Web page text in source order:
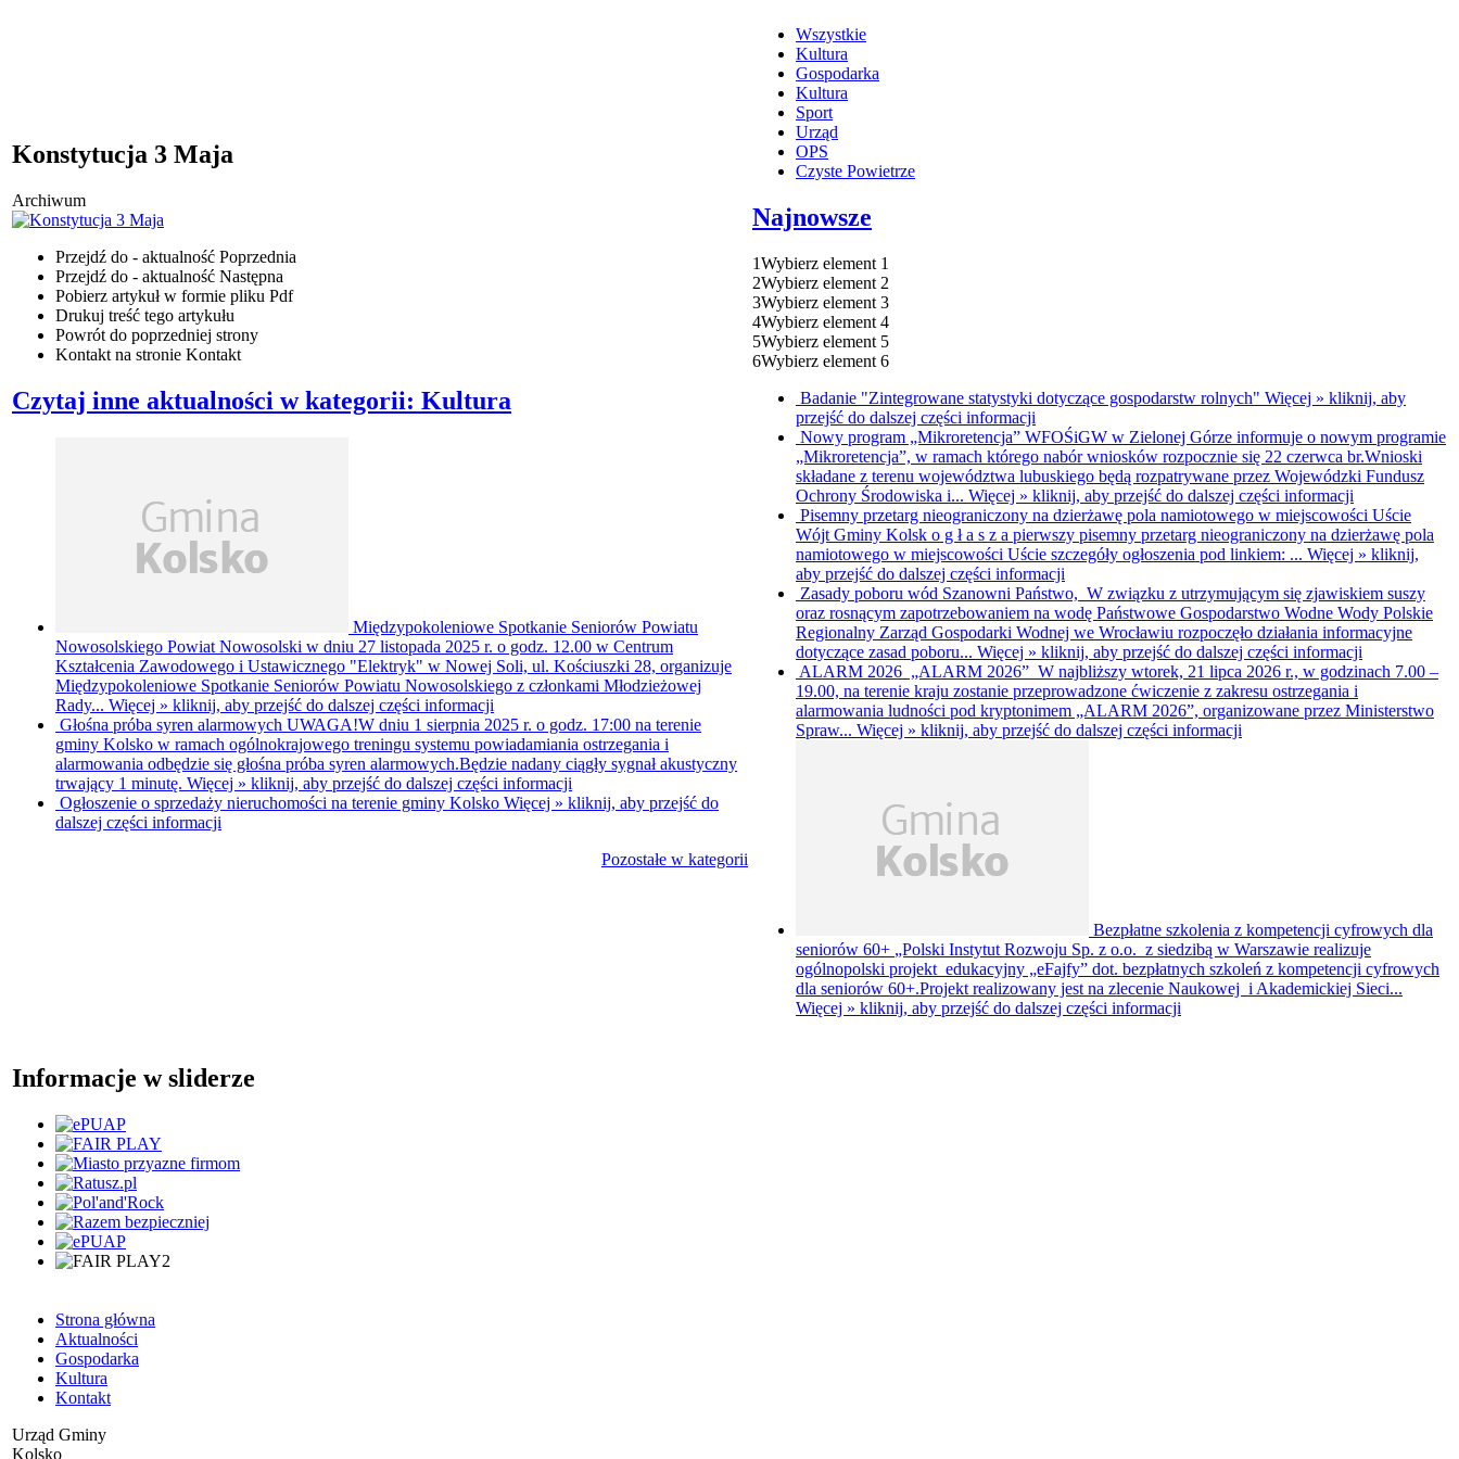
Konstytucja 3 Maja
Archiwum
Przejdź do - aktualność Poprzednia
Przejdź do - aktualność Następna
Pobierz artykuł w formie pliku Pdf
Drukuj treść tego artykułu
Powrót do poprzedniej strony
Kontakt na stronie Kontakt
Czytaj inne aktualności w kategorii: Kultura
Międzypokoleniowe Spotkanie Seniorów Powiatu
Nowosolskiego Powiat Nowosolski w dniu 27 listopada 2025 r. o godz. 12.00 w Centrum
Kształcenia Zawodowego i Ustawicznego "Elektryk" w Nowej Soli, ul. Kościuszki 28, organizuje
Międzypokoleniowe Spotkanie Seniorów Powiatu Nowosolskiego z członkami Młodzieżowej
Rady... Więcej » kliknij, aby przejść do dalszej części informacji
Głośna próba syren alarmowych UWAGA!W dniu 1 sierpnia 2025 r. o godz. 17:00 na terenie
gminy Kolsko w ramach ogólnokrajowego treningu systemu powiadamiania ostrzegania i
alarmowania odbędzie się głośna próba syren alarmowych.Będzie nadany ciągły sygnał akustyczny
trwający 1 minutę. Więcej » kliknij, aby przejść do dalszej części informacji
Ogłoszenie o sprzedaży nieruchomości na terenie gminy Kolsko Więcej » kliknij, aby przejść do
dalszej części informacji
Pozostałe w kategorii
Wszystkie
Kultura
Gospodarka
Kultura
Sport
Urząd
OPS
Czyste Powietrze
Najnowsze
1Wybierz element 1
2Wybierz element 2
3Wybierz element 3
4Wybierz element 4
5Wybierz element 5
6Wybierz element 6
Badanie "Zintegrowane statystyki dotyczące gospodarstw rolnych" Więcej » kliknij, aby
przejść do dalszej części informacji
Nowy program „Mikroretencja” WFOŚiGW w Zielonej Górze informuje o nowym programie
„Mikroretencja”, w ramach którego nabór wniosków rozpocznie się 22 czerwca br.Wnioski
składane z terenu województwa lubuskiego będą rozpatrywane przez Wojewódzki Fundusz
Ochrony Środowiska i... Więcej » kliknij, aby przejść do dalszej części informacji
Pisemny przetarg nieograniczony na dzierżawę pola namiotowego w miejscowości Uście
Wójt Gminy Kolsk o g ł a s z a pierwszy pisemny przetarg nieograniczony na dzierżawę pola
namiotowego w miejscowości Uście szczegóły ogłoszenia pod linkiem: ... Więcej » kliknij,
aby przejść do dalszej części informacji
Zasady poboru wód Szanowni Państwo, W związku z utrzymującym się zjawiskiem suszy
oraz rosnącym zapotrzebowaniem na wodę Państwowe Gospodarstwo Wodne Wody Polskie
Regionalny Zarząd Gospodarki Wodnej we Wrocławiu rozpoczęło działania informacyjne
dotyczące zasad poboru... Więcej » kliknij, aby przejść do dalszej części informacji
ALARM 2026 „ALARM 2026” W najbliższy wtorek, 21 lipca 2026 r., w godzinach 7.00 –
19.00, na terenie kraju zostanie przeprowadzone ćwiczenie z zakresu ostrzegania i
alarmowania ludności pod kryptonimem „ALARM 2026”, organizowane przez Ministerstwo
Spraw... Więcej » kliknij, aby przejść do dalszej części informacji
Bezpłatne szkolenia z kompetencji cyfrowych dla
seniorów 60+ „Polski Instytut Rozwoju Sp. z o.o. z siedzibą w Warszawie realizuje
ogólnopolski projekt edukacyjny „eFajfy” dot. bezpłatnych szkoleń z kompetencji cyfrowych
dla seniorów 60+.Projekt realizowany jest na zlecenie Naukowej i Akademickiej Sieci...
Więcej » kliknij, aby przejść do dalszej części informacji
Informacje w sliderze
Strona główna
Aktualności
Gospodarka
Kultura
Kontakt
Urząd Gminy
Kolsko